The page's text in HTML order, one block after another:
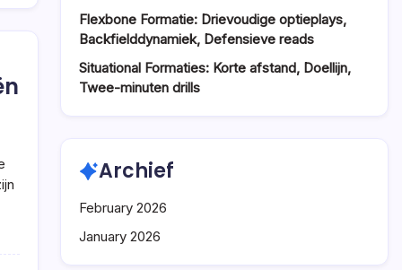
Flexbone Formatie: Drievoudige optieplays,
Backfielddynamiek, Defensieve reads
Situational Formaties: Korte afstand, Doellijn,
Twee-minuten drills
Archief
February 2026
January 2026